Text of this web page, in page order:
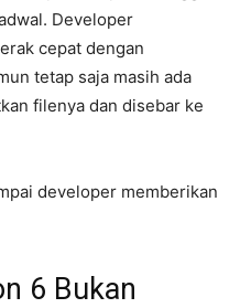
Developer
cepat dengan
tetap saja masih ada
filenya dan disebar ke
developer memberikan
6 Bukan